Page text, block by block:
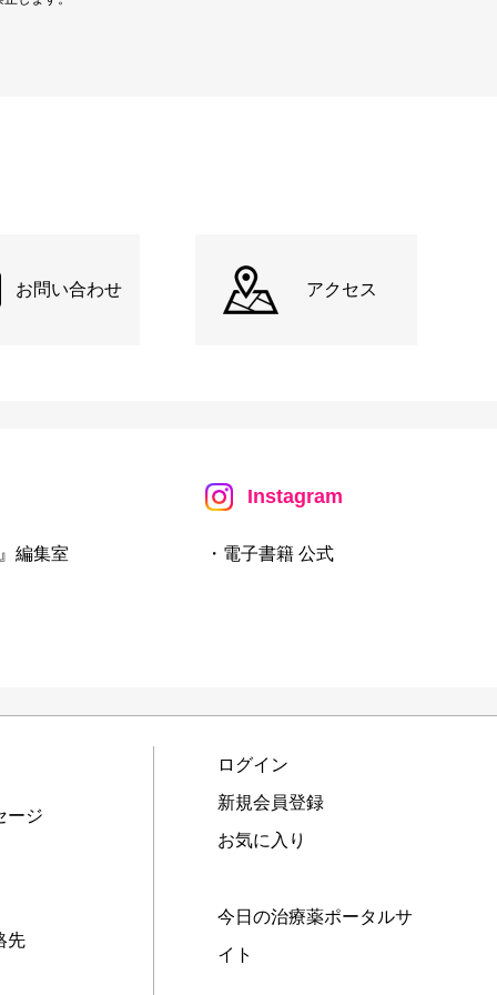
お問い合わせ アクセス
編集室
Instagram
・電子書籍 公式
ージ
先
ログイン
新規会員登録
お気に入り
今日の治療薬ポータルサ
イト